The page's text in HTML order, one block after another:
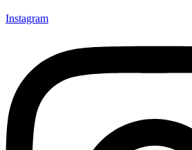
Instagram